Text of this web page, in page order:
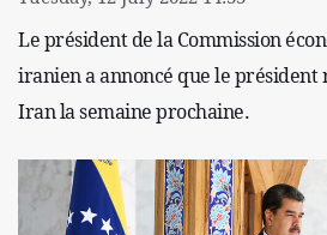
Le président de la Commission
iranien a annoncé que le président
Iran la semaine prochaine.